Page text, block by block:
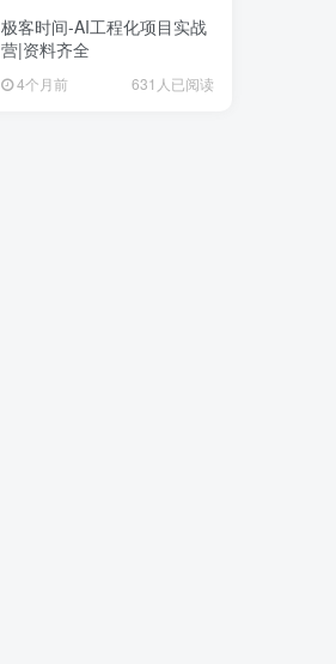
极客时间-AI工程化项目实战
营|资料齐全
4个月前 631人已阅读